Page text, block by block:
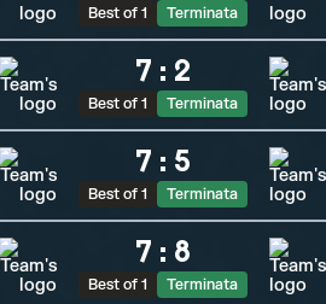
Best of 1 Terminata
7 : 2
Best of 1 Terminata
7 : 5
Best of 1 Terminata
7 : 8
Best of 1 Terminata